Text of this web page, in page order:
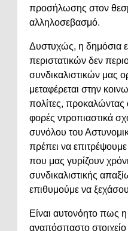
προσήλωσης στον
αλληλοσεβασμό.
Δυστυχώς, η δημόσια
περιστατικών δεν
συνδικαλιστικών μας
μεταφέρεται στην
πολίτες, προκαλώντας
φορές ντροπιαστικά
συνόλου του
πρέπει να
που μας γυρίζουν
συνδικαλιστικής
επιθυμούμε να
Είναι αυτονόητο πως
αναπόσπαστο